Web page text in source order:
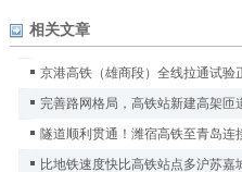
相关文章
京港高铁（雄商段）全线拉通试验
完善路网格局，高铁站新建高架匝
隧道顺利贯通！潍宿高铁至青岛连
比地铁速度快比高铁站点多沪苏嘉